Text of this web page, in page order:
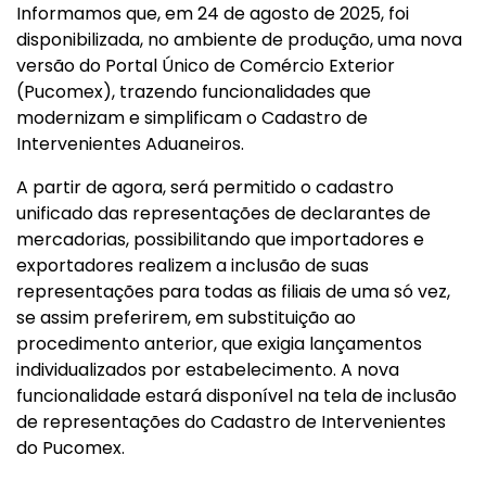
Informamos que, em 24 de agosto de 2025, foi
disponibilizada, no ambiente de produção, uma nova
versão do Portal Único de Comércio Exterior
(Pucomex), trazendo funcionalidades que
modernizam e simplificam o Cadastro de
Intervenientes Aduaneiros.
A partir de agora, será permitido o cadastro
unificado das representações de declarantes de
mercadorias, possibilitando que importadores e
exportadores realizem a inclusão de suas
representações para todas as filiais de uma só vez,
se assim preferirem, em substituição ao
procedimento anterior, que exigia lançamentos
individualizados por estabelecimento. A nova
funcionalidade estará disponível na tela de inclusão
de representações do Cadastro de Intervenientes
do Pucomex.